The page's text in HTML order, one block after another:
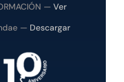
— Ver
— Descargar